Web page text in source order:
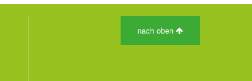
nach oben